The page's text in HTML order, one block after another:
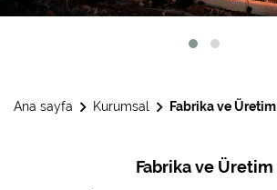
Ana sayfa Kurumsal Fabrika ve Üretim
Fabrika ve Üretim